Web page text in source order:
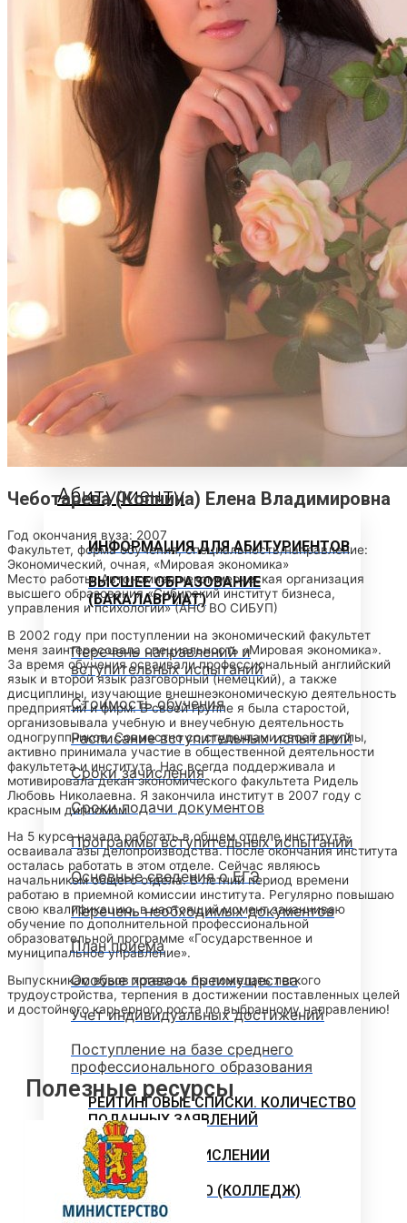
СТУДЕНЧЕСКАЯ ЖИЗНЬ
ОБЪЯВЛЕНИЯ
ГОРЯЧАЯ ЛИНИЯ ДЛЯ СТУДЕНТОВ
СВОДНЫЕ ГРАФИКИ УЧЕБНОГО
ПРОЦЕССА
ЭЛЕКТРОННАЯ ИНФОРМАЦИОННО-
ОБРАЗОВАТЕЛЬНАЯ СРЕДА
МЕТОДИЧЕСКИЙ КАБИНЕТ
Методические материалы
дополнительного образования
Методическое обеспечение
Рабочие программы
Рабочие программы практик
Объявления
Абитуриенту
ИНФОРМАЦИЯ ДЛЯ АБИТУРИЕНТОВ
ВЫСШЕЕ ОБРАЗОВАНИЕ
(БАКАЛАВРИАТ)
Перечень направлений и
вступительных испытаний
Стоимость обучения
Расписание вступительных испытаний
Сроки зачисления
Сроки подачи документов
Программы вступительных испытаний
Основные сведения о ЕГЭ
Перечень необходимых документов
План приема
Особые права и преимущества
Учет индивидуальных достижений
Поступление на базе среднего
профессионального образования
РЕЙТИНГОВЫЕ СПИСКИ. КОЛИЧЕСТВО
ПОДАННЫХ ЗАЯВЛЕНИЙ
ПРИКАЗЫ О ЗАЧИСЛЕНИИ
ПРОГРАММЫ СПО (КОЛЛЕДЖ)
Чеботарева (Копнина) Елена Владимировна
Год окончания вуза: 2007
Факультет, форма обучения, специальность/направление:
Экономический, очная, «Мировая экономика»
Место работы: Автономная некоммерческая организация
высшего образования «Сибирский институт бизнеса,
управления и психологии» (АНО ВО СИБУП)
В 2002 году при поступлении на экономический факультет
меня заинтересовала специальность «Мировая экономика».
За время обучения осваивали профессиональный английский
язык и второй язык разговорный (немецкий), а также
дисциплины, изучающие внешнеэкономическую деятельность
предприятий и фирм. В своей группе я была старостой,
организовывала учебную и внеучебную деятельность
одногруппников. Совместно со студентами своей группы,
активно принимала участие в общественной деятельности
факультета и института. Нас всегда поддерживала и
мотивировала декан экономического факультета Ридель
Любовь Николаевна. Я закончила институт в 2007 году с
красным дипломом.
На 5 курсе начала работать в общем отделе института,
осваивала азы делопроизводства. После окончания института
осталась работать в этом отделе. Сейчас являюсь
начальником общего отдела. В летний период времени
работаю в приемной комиссии института. Регулярно повышаю
свою квалификацию, в настоящий момент заканчиваю
обучение по дополнительной профессиональной
образовательной программе «Государственное и
муниципальное управление».
Выпускникам вузов хотелось бы пожелать легкого
трудоустройства, терпения в достижении поставленных целей
и достойного карьерного роста по выбранному направлению!
Полезные ресурсы